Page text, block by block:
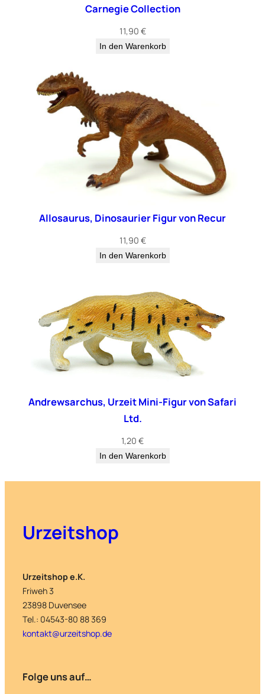
Carnegie Collection
11,90 €
In den Warenkorb
Allosaurus, Dinosaurier Figur von Recur
11,90 €
In den Warenkorb
Andrewsarchus, Urzeit Mini-Figur von Safari
Ltd.
1,20 €
In den Warenkorb
Urzeitshop
Urzeitshop e.K.
Friweh 3
23898 Duvensee
Tel.: 04543-80 88 369
kontakt@urzeitshop.de
Folge uns auf…